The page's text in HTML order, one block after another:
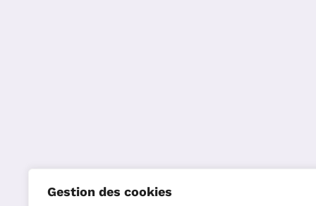
Gestion des cookies